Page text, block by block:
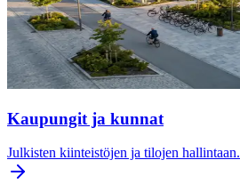
Kaupungit ja kunnat
Julkisten kiinteistöjen ja tilojen hallintaan.